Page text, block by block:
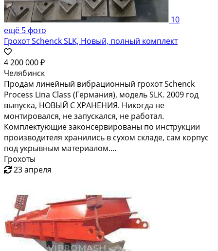
10
ещё 5 фото
Грохот Schenck SLK, Новый, полный комплект
4 200 000 ₽
Челябинск
Продам линейный вибрационный грохот Schenck
Process Lina Class (Германия), модель SLK. 2009 год
выпуска, НОВЫЙ С ХРАНЕНИЯ. Никогда не
монтировался, не запускался, не работал.
Комплектующие законсервированы по инструкции
производителя хранились в сухом складе, сам корпус
под укрывным материалом....
Грохоты
23 апреля